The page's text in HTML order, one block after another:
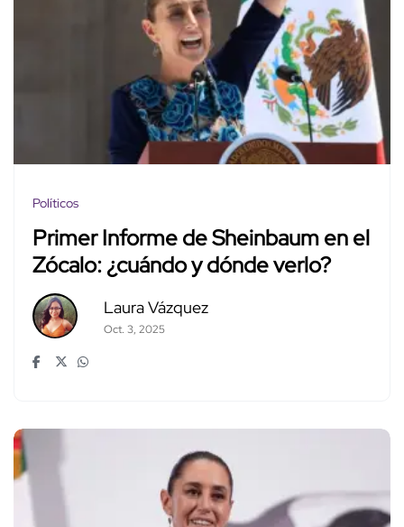
Políticos
Primer Informe de Sheinbaum en el
Zócalo: ¿cuándo y dónde verlo?
Laura Vázquez
Oct. 3, 2025